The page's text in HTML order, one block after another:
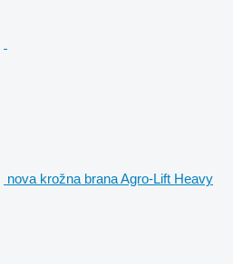
nova krožna brana Agro-Lift Heavy